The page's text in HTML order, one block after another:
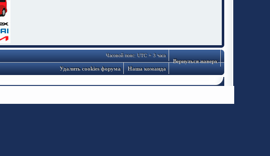
Вернуться наверх
Часовой пояс: UTC + 3 часа
Наша команда
Удалить cookies форума